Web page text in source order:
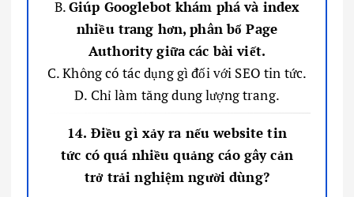
B.Giúp Googlebot khám phá và index
nhiều trang hơn, phân bổ Page
Authority giữa các bài viết.
C. Không có tác dụng gì đối với SEO tin tức.
D. Chỉ làm tăng dung lượng trang.
14. Điều gì xảy ra nếu website tin
tức có quá nhiều quảng cáo gây cản
trở trải nghiệm người dùng?